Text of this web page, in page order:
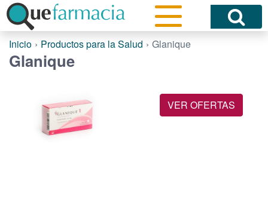
Inicio Productos para la Salud Glanique
Glanique
VER OFERTAS